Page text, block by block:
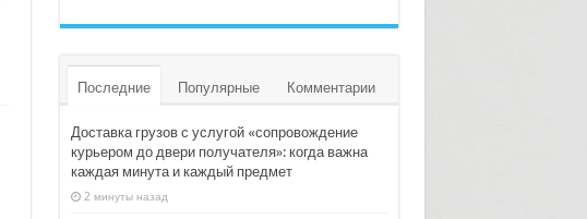
Последние Популярные Комментарии
Доставка грузов с услугой «сопровождение
курьером до двери получателя»: когда важна
каждая минута и каждый предмет
2 минуты назад